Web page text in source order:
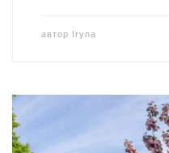
автор Iryna